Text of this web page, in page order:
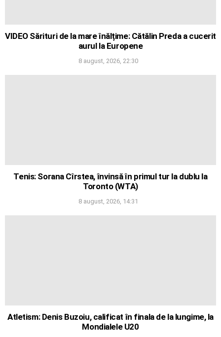
VIDEO Sărituri de la mare înălțime: Cătălin Preda a cucerit
aurul la Europene
8 august, 2026, 22:30
Tenis: Sorana Cîrstea, învinsă în primul tur la dublu la
Toronto (WTA)
8 august, 2026, 14:31
Atletism: Denis Buzoiu, calificat în finala de la lungime, la
Mondialele U20